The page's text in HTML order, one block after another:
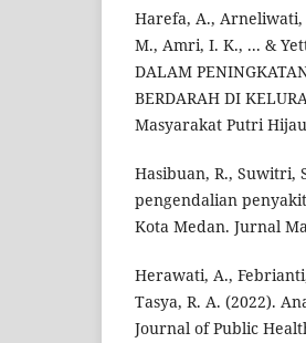
Harefa, A., Arneliwati,
M., Amri, I. K., ... &
DALAM
BERDARAH DI
Masyarakat Putri
Hasibuan, R., Suwitri,
pengendalian
Kota Medan. Jurnal
Herawati, A.,
Tasya, R. A. (2022).
Journal of Public